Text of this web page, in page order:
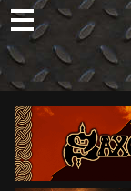
Skip
to
content